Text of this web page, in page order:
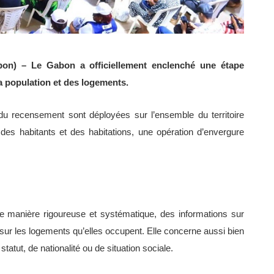
– Le Gabon a officiellement enclenché une étape
population et des logements.
recensement sont déployées sur l’ensemble du territoire
habitants et des habitations, une opération d’envergure
manière rigoureuse et systématique, des informations sur
les logements qu’elles occupent. Elle concerne aussi bien
de nationalité ou de situation sociale.